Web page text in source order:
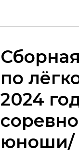
по
2024
юноши/